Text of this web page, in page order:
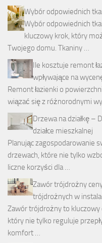
Wybór odpowiednich
Wybór odpowiednich
kluczowy krok, który
Twojego domu. Tkaniny …
Ile kosztuje remont
wpływające na
Remont łazienki o
wiązać się z różnorodnymi
Drzewa na działkę –
działce mieszkalnej
Planując zagospodarowanie
drzewach, które nie tylko
liczne korzyści dla …
Zawór trójdrożny
trójdrożnych w
Zawór trójdrożny to kluczowy
który nie tylko reguluje
komfort …